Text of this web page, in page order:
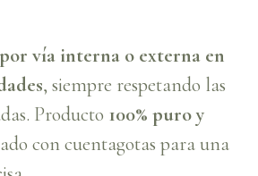
por vía interna o externa en
, siempre respetando las
Producto 100% puro y
con cuentagotas para una